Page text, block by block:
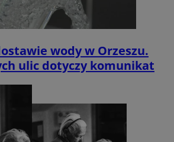
wody w Orzeszu.
ulic dotyczy komunikat